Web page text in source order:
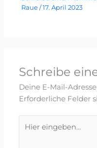
Raue/17. April 2023
Schreibe
Deine E-Mail-
Erforderliche Felder
eingeben…